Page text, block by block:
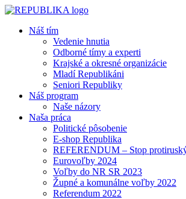
Náš tím
Vedenie hnutia
Odborné tímy a experti
Krajské a okresné organizácie
Mladí Republikáni
Seniori Republiky
Náš program
Naše názory
Naša práca
Politické pôsobenie
E-shop Republika
REFERENDUM – Stop
Eurovoľby 2024
Voľby do NR SR 2023
Župné a komunálne voľby 2022
Referendum 2022